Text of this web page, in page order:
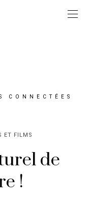
CONNECTÉES
ET FILMS
de
!